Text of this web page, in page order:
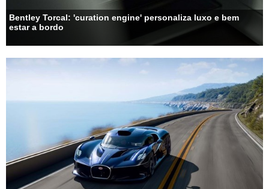
Bentley Torcal: 'curation engine' personaliza luxo e bem
estar a bordo